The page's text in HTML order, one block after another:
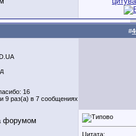
#
16
9 раз(а) в 7 сообщениях
Цитата: